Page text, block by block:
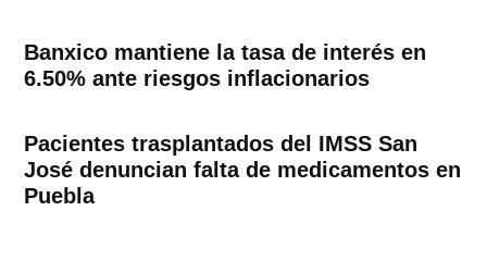
Banxico mantiene la tasa de interés en
6.50% ante riesgos inflacionarios
Pacientes trasplantados del IMSS San
José denuncian falta de medicamentos en
Puebla